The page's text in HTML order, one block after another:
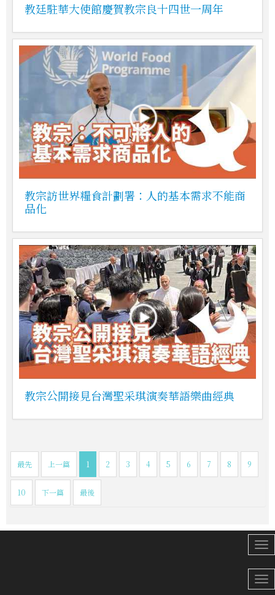
教廷駐華大使館慶賀教宗良十四世一周年
教宗訪世界糧食計劃署：人的基本需求不能商
品化
教宗公開接見台灣聖采琪演奏華語樂曲經典
最先 上一篇 1 2 3 4 5 6 7 8 9
10 下一篇 最後